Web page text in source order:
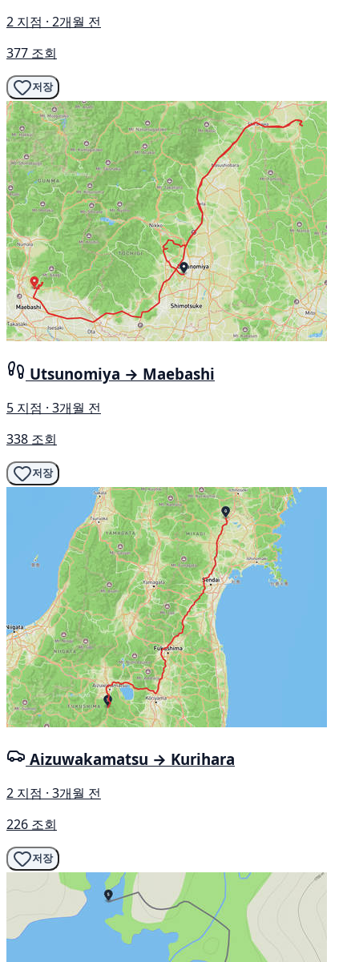
2 지점 · 2개월 전
377 조회
저장
Utsunomiya → Maebashi
5 지점 · 3개월 전
338 조회
저장
Aizuwakamatsu → Kurihara
2 지점 · 3개월 전
226 조회
저장